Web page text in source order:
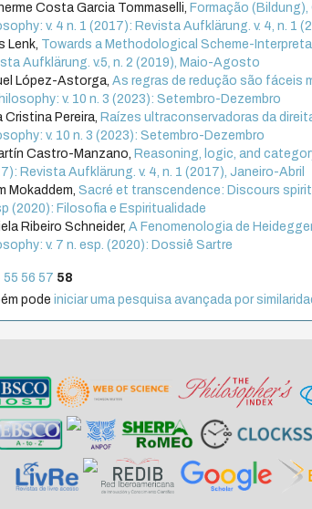
Costa Garcia Tommaselli, Formação
v. 4 n. 1 (2017): Revista Aufklärung. v. 4, n. 1
Lenk, Towards a Methodological Scheme-
Aufklärung. v.5, n. 2 (2019), Maio-Agosto
López-Astorga,As regras de redução são fáceis
v. 10 n. 3 (2023): Setembro-Dezembro
Cristina Pereira, Raízes ultraconservadoras da
v. 10 n. 3 (2023): Setembro-Dezembro
Castro-Manzano, Reasoning, logic, and
Revista Aufklärung. v. 4, n. 1 (2017), Janeiro-Abril
Mokaddem,Sacré et transcendence: Discours
(2020): Filosofia e Espiritualidade
Ribeiro Schneider,A Fenomenologia de
v. 7 n. esp. (2020): Dossiê Sartre
55 56 57 58
podeiniciar uma pesquisa avançada por